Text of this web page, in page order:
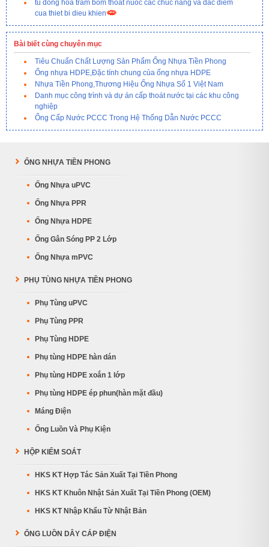
tu dong hoa tram bom thoat nuoc cac chuc nang va dac diem
cua thiet bi dieu khien
Bài biết cùng chuyên mục
Tiêu Chuẩn Chất Lượng Sản Phẩm Ống Nhựa Tiền Phong
Ống nhựa HDPE,Đặc tính chung của ống nhựa HDPE
Nhựa Tiền Phong,Thương Hiệu Ống Nhựa Số 1 Việt Nam
Danh mục công trình và dự án cấp thoát nước tại các khu công
nghiệp
Ống Cấp Nước PCCC Trong Hệ Thống Dẫn Nước PCCC
ỐNG NHỰA TIỀN PHONG
Ống Nhựa uPVC
Ống Nhựa PPR
Ống Nhựa HDPE
Ống Gân Sóng PP 2 Lớp
Ống Nhựa mPVC
PHỤ TÙNG NHỰA TIỀN PHONG
Phụ Tùng uPVC
Phụ Tùng PPR
Phụ Tùng HDPE
Phụ tùng HDPE hàn dán
Phụ tùng HDPE xoắn 1 lớp
Phụ tùng HDPE ép phun(hàn mặt đầu)
Máng Điện
Ống Luồn Và Phụ Kiện
HỘP KIỂM SOÁT
HKS KT Hợp Tác Sản Xuất Tại Tiền Phong
HKS KT Khuôn Nhật Sản Xuất Tại Tiền Phong (OEM)
HKS KT Nhập Khẩu Từ Nhật Bản
ỐNG LUỒN DÂY CÁP ĐIỆN